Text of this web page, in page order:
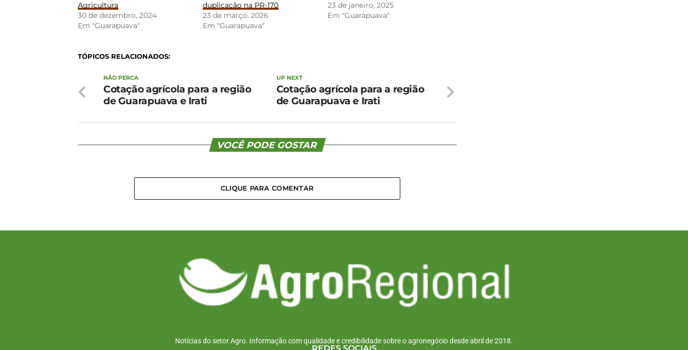
Agricultura
30 de dezembro, 2024
Em "Guarapuava"
duplicação na PR-170
23 de março, 2026
Em "Guarapuava"
23 de janeiro, 2025
Em "Guarapuava"
TÓPICOS RELACIONADOS:
UP NEXT
Cotação agrícola para a região
de Guarapuava e Irati
NÃO PERCA
Cotação agrícola para a região
de Guarapuava e Irati
VOCÊ PODE GOSTAR
CLIQUE PARA COMENTAR
Notícias do setor Agro. Informação com qualidade e credibilidade sobre o agronegócio desde abril de 2018.
REDES SOCIAIS